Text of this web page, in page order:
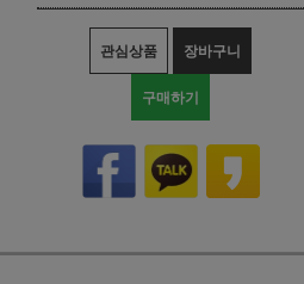
관심상품 장바구니
구매하기